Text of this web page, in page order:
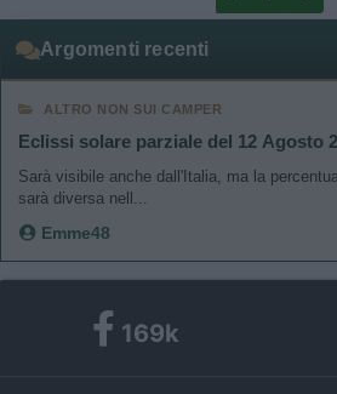
Argomenti recenti
ALTRO NON SUI CAMPER
Eclissi solare parziale del 12 Agosto
Sarà visibile anche dall'Italia, ma la
sarà diversa nell...
Emme48
169k